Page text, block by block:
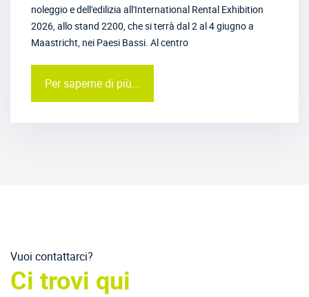
noleggio e dell'edilizia all'International Rental Exhibition
2026, allo stand 2200, che si terrà dal 2 al 4 giugno a
Maastricht, nei Paesi Bassi. Al centro
Per saperne di più...
Vuoi contattarci?
Ci trovi qui